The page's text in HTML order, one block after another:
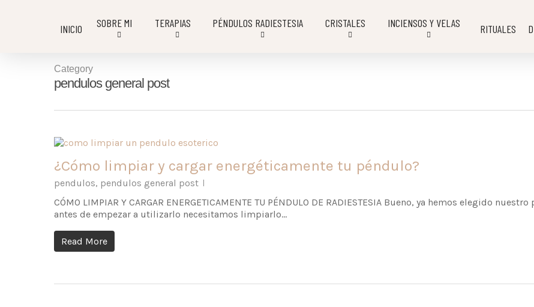
INICIO SOBRE MI TERAPIAS PÉNDULOS RADIESTESIA CRISTALES INCIENSOS Y VELAS RITUALES
Category
pendulos general post
¿Cómo limpiar y cargar energéticamente tu péndulo?
pendulos, pendulos general post
CÓMO LIMPIAR Y CARGAR ENERGETICAMENTE TU PÉNDULO DE RADIESTESIA Bueno, ya hemos elegido
antes de empezar a utilizarlo necesitamos limpiarlo…
Read More